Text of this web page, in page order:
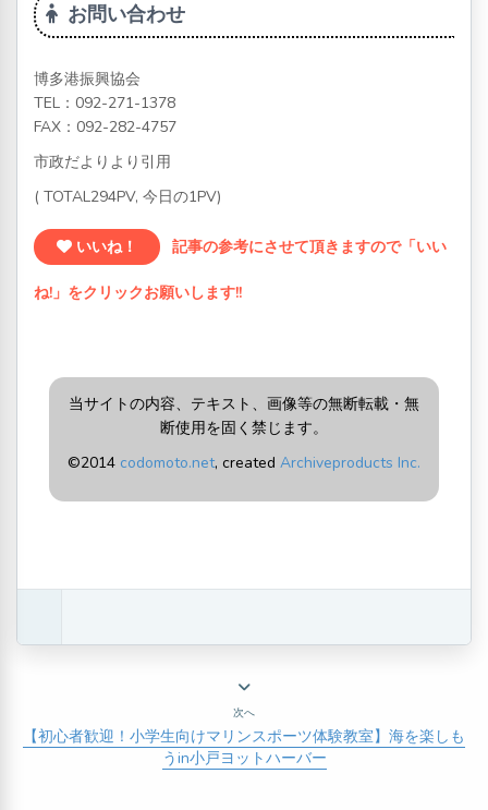
お問い合わせ
博多港振興協会
TEL： 092-271-1378
FAX：092-282-4757
市政だよりより引用
( TOTAL294PV, 今日の1PV)
いいね！ 記事の参考にさせて頂きますので「いい
ね!」をクリックお願いします!!
当サイトの内容、テキスト、画像等の無断転載・無
断使用を固く禁じます。
©2014 codomoto.net, created Archiveproducts Inc.
次へ
【初心者歓迎！小学生向けマリンスポーツ体験教室】海を楽しも
うin小戸ヨットハーバー